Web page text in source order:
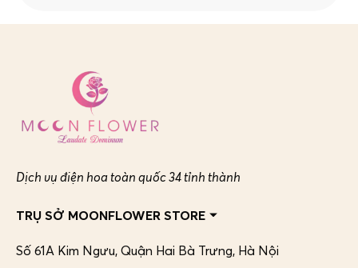
Dịch vụ điện hoa toàn quốc 34 tỉnh thành
TRỤ SỞ MOONFLOWER STORE
Số 61A Kim Ngưu, Quận Hai Bà Trưng, Hà Nội